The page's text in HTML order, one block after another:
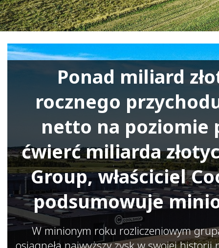
Ponad miliard
rocznego
netto na poziomie
ćwierć miliarda
Group, właściciel
podsumowuje
W minionym roku rozliczeniowym
osiągnęła najwyższy zysk w swojej historii